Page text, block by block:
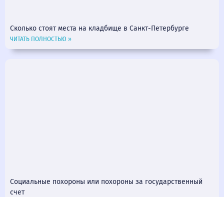
Сколько стоят места на кладбище в Санкт-Петербурге
ЧИТАТЬ ПОЛНОСТЬЮ »
Социальные похороны или похороны за государственный
счет